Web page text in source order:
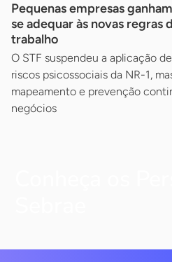
Pequenas empresas
se adequar às novas regras
trabalho
O STF suspendeu a aplicação
riscos psicossociais da NR-1,
mapeamento e prevenção
negócios